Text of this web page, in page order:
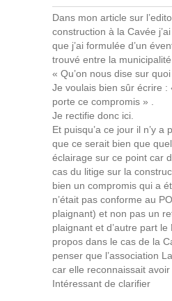
Dans mon article sur
construction à la Cavée
que j’ai formulée d’un
trouvé entre la
« Qu’on nous dise sur
Je voulais bien sûr écrire :
porte ce compromis » .
Je rectifie donc ici.
Et puisqu’a ce jour il n’y
que ce serait bien que
éclairage sur ce point car
cas du litige sur la
bien un compromis qui a
n’était pas conforme au
plaignant) et non pas un
plaignant et d’autre part
propos dans le cas de la
penser que l’association
car elle reconnaissait avoir
Intéressant de clarifier